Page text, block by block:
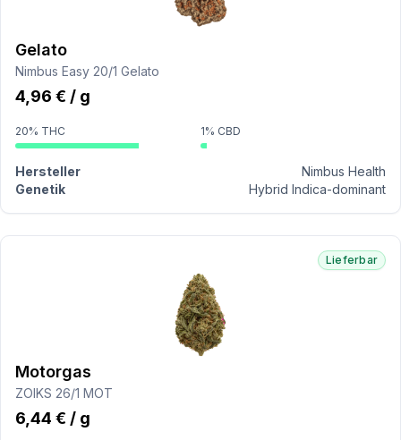
Gelato
Nimbus Easy 20/1 Gelato
4,96 € / g
20% THC 1% CBD
Hersteller
Nimbus Health
Genetik
Hybrid Indica-dominant
Lieferbar
Motorgas
ZOIKS 26/1 MOT
6,44 € / g